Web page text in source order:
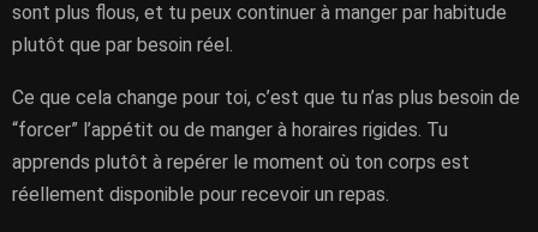
sont plus flous, et tu peux continuer à manger par habitude
plutôt que par besoin réel.
Ce que cela change pour toi, c’est que tu n’as plus besoin de
“forcer” l’appétit ou de manger à horaires rigides. Tu
apprends plutôt à repérer le moment où ton corps est
réellement disponible pour recevoir un repas.